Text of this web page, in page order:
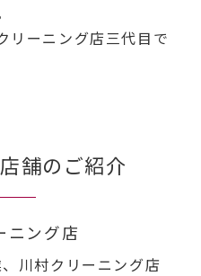
リーニング店三代目で
舗のご紹介
ニング店
川村クリーニング店